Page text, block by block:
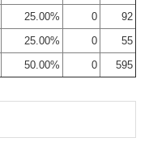
25.00% 0
92
25.00% 0
55
50.00% 0 595